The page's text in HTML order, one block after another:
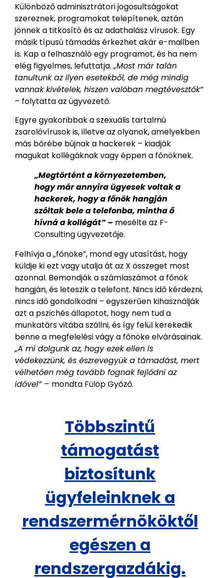
Különböző adminisztrátori jogosultságokat
szereznek, programokat telepítenek, aztán
jönnek a titkosító és az adathalász vírusok. Egy
másik típusú támadás érkezhet akár e-mailben
is. Kap a felhasználó egy programot, és ha nem
elég figyelmes, lefuttatja.„Most már talán
tanultunk az ilyen esetekből, de még mindig
vannak kivételek, hiszen valóban megtévesztők”
– folytatta az ügyvezető.
Egyre gyakoribbak a szexuális tartalmú
zsarolóvírusok is, illetve az olyanok, amelyekben
más bőrébe bújnak a hackerek – kiadják
magukat kollégáknak vagy éppen a főnöknek.
„Megtörtént a környezetemben,
hogy már annyira ügyesek voltak a
hackerek, hogy a főnök hangján
szóltak bele a telefonba, mintha ő
hívná a kollégát” – mesélte az F-
Consulting ügyvezetője.
Felhívja a „főnöke”, mond egy utasítást, hogy
küldje ki ezt vagy utalja át az X összeget most
azonnal. Bemondják a számlaszámot a főnök
hangján, és leteszik a telefont. Nincs idő kérdezni,
nincs idő gondolkodni – egyszerűen kihasználják
azt a pszichés állapotot, hogy nem tud a
munkatárs vitába szállni, és így felül kerekedik
benne a megfelelési vágy a főnöke elvárásainak.
„A mi dolgunk az, hogy ezek ellen is
védekezzünk, és észrevegyük a támadást, mert
vélhetően még tovább fognak fejlődni az
idővel” – mondta Fülöp Győző.
Többszintű
támogatást
biztosítunk
ügyfeleinknek a
rendszermérnököktől
egészen a
rendszergazdákig.